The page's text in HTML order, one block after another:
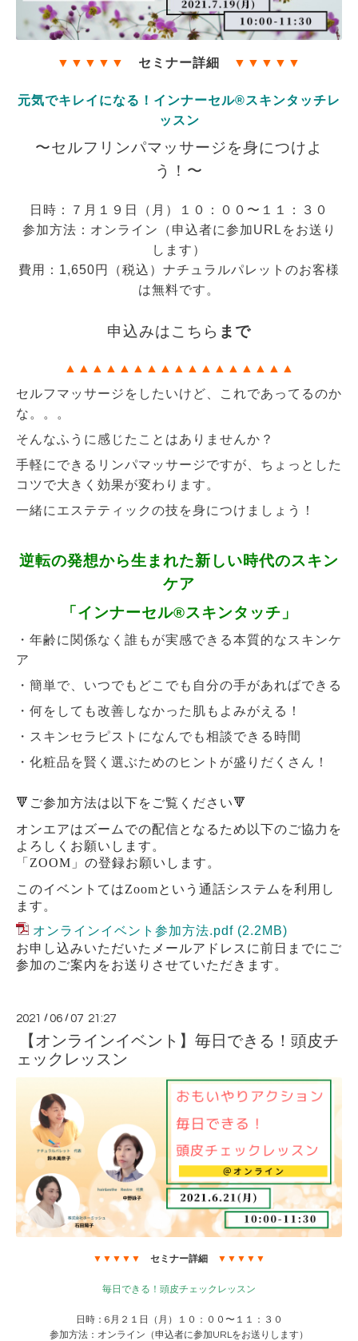
▼ ▼ ▼ ▼ ▼ セミナー詳細 ▼ ▼ ▼ ▼ ▼
元気でキレイになる！インナーセル®︎スキンタッチレ
ッスン
〜セルフリンパマッサージを身につけよ
う！〜
日時：７月１９日（月）１０：００〜１１：３０
参加方法：オンライン（申込者に参加URLをお送り
します）
費用：1,650円（税込）ナチュラルパレットのお客様
は無料です。
申込みはこちら まで
▲ ▲ ▲ ▲ ▲ ▲ ▲ ▲ ▲ ▲ ▲ ▲ ▲ ▲ ▲ ▲ ▲
セルフマッサージをしたいけど、これであってるのか
な。。。
そんなふうに感じたことはありませんか？
手軽にできるリンパマッサージですが、ちょっとした
コツで大きく効果が変わります。
一緒にエステティックの技を身につけましょう！
逆転の発想から生まれた新しい時代のスキン
ケア
「インナーセル®︎スキンタッチ」
・年齢に関係なく誰もが実感できる本質的なスキンケ
ア
・簡単で、いつでもどこでも自分の手があればできる
・何をしても改善しなかった肌もよみがえる！
・スキンセラピストになんでも相談できる時間
・化粧品を賢く選ぶためのヒントが盛りだくさん！
🔻ご参加方法は以下をご覧ください🔻
オンエアはズームでの配信となるため以下のご協力を
よろしくお願いします。
「 ZOOM 」の登録お願いします。
このイベントてはZoomという通話システムを利用し
ます。
オンラインイベント参加方法.pdf (2.2MB)
お申し込みいただいたメールアドレスに前日までにご
参加のご案内をお送りさせていただきます。
2021 /06 /07 21:27
【オンラインイベント】毎日できる！頭皮チ
ェックレッスン
▼▼▼▼▼ セミナー詳細 ▼▼▼▼▼
毎日できる！頭皮チェックレッスン
日時：6月２１日（月）１０：００〜１１：３０
参加方法：オンライン（申込者に参加URLをお送りします）